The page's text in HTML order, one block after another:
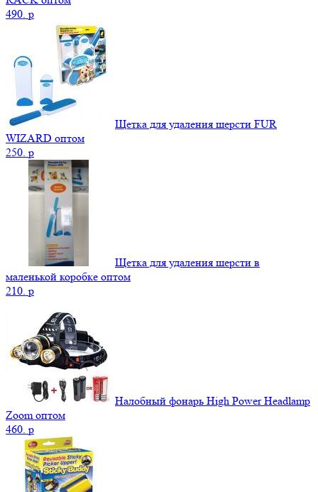
490. p
Щетка для удаления шерсти FUR
WIZARD оптом
250. p
Щетка для удаления шерсти в
маленькой коробке оптом
210. p
Налобный фонарь High Power Headlamp
Zoom оптом
460. p